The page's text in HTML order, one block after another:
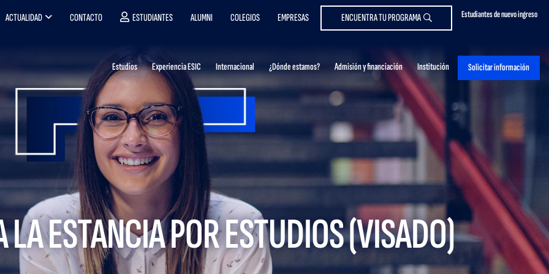
Estudiantes de nuevo ingreso
ACTUALIDAD CONTACTO ESTUDIANTES ALUMNI COLEGIOS EMPRESAS ENCUENTRA TU PROGRAMA
Estudios Experiencia ESIC Internacional ¿Dónde estamos? Admisión y financiación Institución Solicitar información
ESTANCIA POR ESTUDIOS (VISADO)